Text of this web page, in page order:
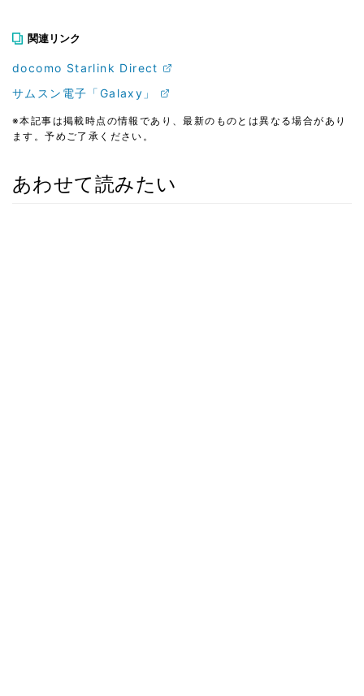
関連リンク
docomo Starlink Direct
サムスン電子「Galaxy」
※本記事は掲載時点の情報であり、最新のものとは異なる場合があり
ます。予めご了承ください。
あわせて読みたい